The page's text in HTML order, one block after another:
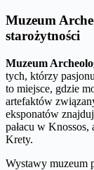
Muzeum
starożytności
Muzeum
tych, którzy
to miejsce, gdzie
artefaktów
eksponatów
pałacu w
Krety.
Wystawy muzeum